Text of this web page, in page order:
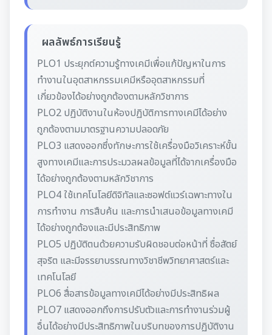
ผลลัพธ์การเรียนรู้
PLO1 ประยุกต์ความรู้ทางเคมีเพื่อแก้ปัญหาในการ
ทำงานในอุตสาหกรรมเคมีหรืออุตสาหกรรมที่
เกี่ยวข้องได้อย่างถูกต้องตามหลักวิชาการ
PLO2 ปฏิบัติงานในห้องปฏิบัติการทางเคมีได้อย่าง
ถูกต้องตามมาตรฐานความปลอดภัย
PLO3 แสดงออกซึ่งทักษะการใช้เครื่องมือวิเคราะห์ขั้น
สูงทางเคมีและการประมวลผลข้อมูลที่ได้จากเครื่องมือ
ได้อย่างถูกต้องตามหลักวิชาการ
PLO4 ใช้เทคโนโลยีดิจิทัลและซอฟต์แวร์เฉพาะทางใน
การทำงาน การสืบค้น และการนำเสนอข้อมูลทางเคมี
ได้อย่างถูกต้องและมีประสิทธิภาพ
PLO5 ปฏิบัติตนด้วยความรับผิดชอบต่อหน้าที่ ซื่อสัตย์
สุจริต และมีจรรยาบรรณทางวิชาชีพวิทยาศาสตร์และ
เทคโนโลยี
PLO6 สื่อสารข้อมูลทางเคมีได้อย่างมีประสิทธิผล
PLO7 แสดงออกถึงการปรับตัวและการทำงานร่วมผู้
อื่นได้อย่างมีประสิทธิภาพในบริบทของการปฏิบัติงาน